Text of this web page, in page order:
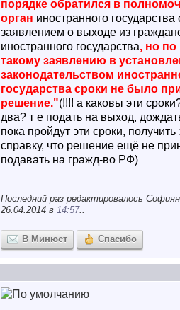
порядке обратился в
орган иностранного государства
заявлением о выходе из
иностранного государства, но по
такому заявлению в
законодательством
государства сроки не было
решение."(!!!! а каковы эти
два? т е подать на выход,
пока пройдут эти сроки, получить
справку, что решение ещё не
подавать на гражд-во РФ)
Последний раз редактировалось
26.04.2014 в 14:57..
В Минюст Спасибо